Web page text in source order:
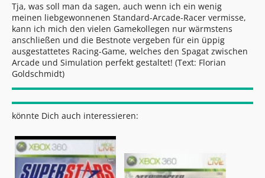
Tja, was soll man da sagen, auch wenn ich ein wenig
meinen liebgewonnenen Standard-Arcade-Racer vermisse,
kann ich mich den vielen Gamekollegen nur wärmstens
anschließen und die Bestnote vergeben für ein üppig
ausgestattetes Racing-Game, welches den Spagat zwischen
Arcade und Simulation perfekt gestaltet! (Text: Florian
Goldschmidt)
könnte Dich auch interessieren: